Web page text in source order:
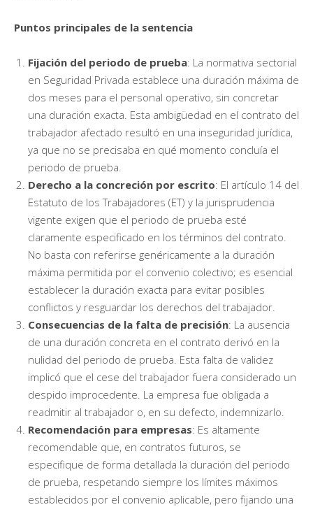
Puntos principales de la sentencia
Fijación del periodo de prueba: La normativa sectorial
en Seguridad Privada establece una duración máxima de
dos meses para el personal operativo, sin concretar
una duración exacta. Esta ambigüedad en el contrato del
trabajador afectado resultó en una inseguridad jurídica,
ya que no se precisaba en qué momento concluía el
periodo de prueba.
Derecho a la concreción por escrito: El artículo 14 del
Estatuto de los Trabajadores (ET) y la jurisprudencia
vigente exigen que el periodo de prueba esté
claramente especificado en los términos del contrato.
No basta con referirse genéricamente a la duración
máxima permitida por el convenio colectivo; es esencial
establecer la duración exacta para evitar posibles
conflictos y resguardar los derechos del trabajador.
Consecuencias de la falta de precisión: La ausencia
de una duración concreta en el contrato derivó en la
nulidad del periodo de prueba. Esta falta de validez
implicó que el cese del trabajador fuera considerado un
despido improcedente. La empresa fue obligada a
readmitir al trabajador o, en su defecto, indemnizarlo.
Recomendación para empresas: Es altamente
recomendable que, en contratos futuros, se
especifique de forma detallada la duración del periodo
de prueba, respetando siempre los límites máximos
establecidos por el convenio aplicable, pero fijando una